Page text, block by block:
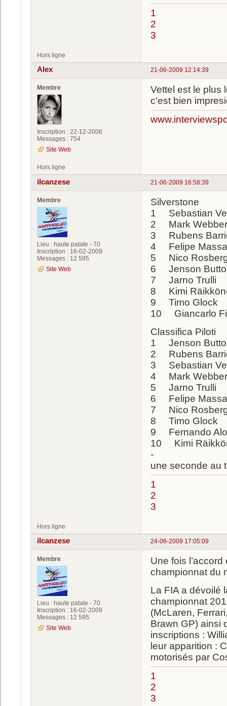
1
2
3
Hors ligne
21-06-2009 12:14:39
Alex
Membre
Inscription : 22-12-2006
Messages : 754
Site Web
Vettel est le plus
c'est bien
Hors ligne
21-06-2009 16:58:39
ilcanzese
Membre
Lieu : haute patate - 70
Inscription : 16-02-2009
Messages : 12 595
Site Web
Silverstone
1 Sebastian
2 Mark
3 Rubens
4 Felipe
5 Nico
6 Jenson
7 Jarno Trulli
8 Kimi
9 Timo Glock
10 Giancarlo
Classifica Piloti
1 Jenson
2 Rubens
3 Sebastian
4 Mark
5 Jarno Trulli
6 Felipe
7 Nico
8 Timo
9 Fernando
10 Kimi
-
une seconde au
1
2
3
Hors ligne
24-06-2009 17:05:09
ilcanzese
Membre
Lieu : haute patate - 70
Inscription : 16-02-2009
Messages : 12 595
Site Web
Une fois
championnat du
La FIA a dévoilé
championnat
(McLaren,
Brawn GP) ainsi
inscriptions :
leur apparition :
motorisés par
1
2
3